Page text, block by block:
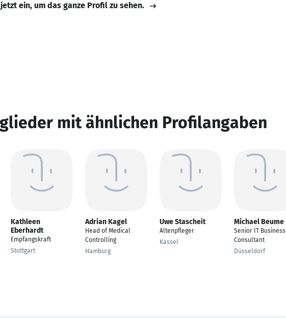
ein, um das ganze Profil zu sehen.
mit ähnlichen Profilangaben
Kathleen
Eberhardt
Empfangskraft
Stuttgart
Adrian Kagel
Head of Medical
Controlling
Hamburg
Uwe Stascheit
Altenpfleger
Kassel
Michael Beume
Senior IT Business
Consultant
Düsseldorf